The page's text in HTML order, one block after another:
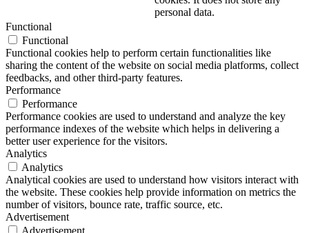
personal data.
Functional
Functional
Functional cookies help to perform certain functionalities like
sharing the content of the website on social media platforms, collect
feedbacks, and other third-party features.
Performance
Performance
Performance cookies are used to understand and analyze the key
performance indexes of the website which helps in delivering a
better user experience for the visitors.
Analytics
Analytics
Analytical cookies are used to understand how visitors interact with
the website. These cookies help provide information on metrics the
number of visitors, bounce rate, traffic source, etc.
Advertisement
Advertisement